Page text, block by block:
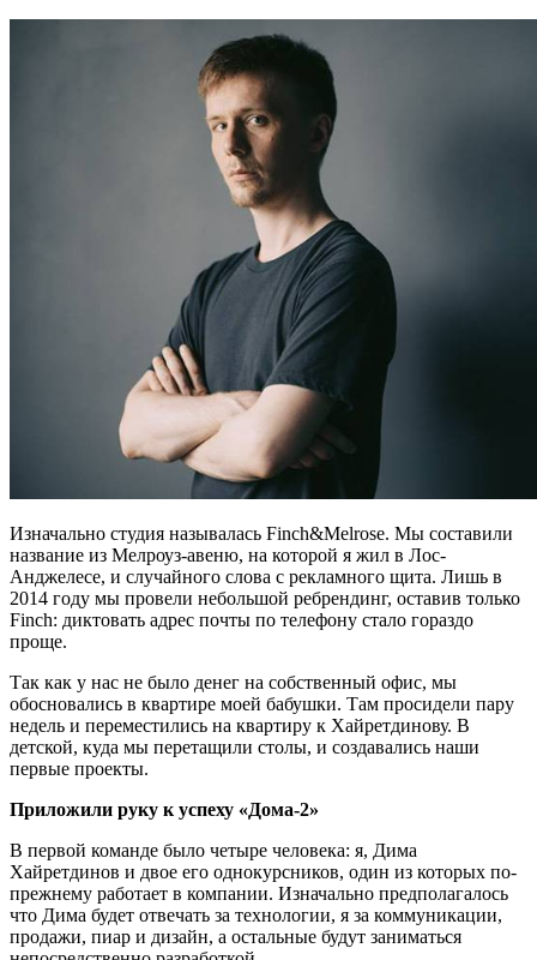
Изначально студия называлась Finch&Melrose. Мы составили
название из Мелроуз-авеню, на которой я жил в Лос-
Анджелесе, и случайного слова с рекламного щита. Лишь в
2014 году мы провели небольшой ребрендинг, оставив только
Finch: диктовать адрес почты по телефону стало гораздо
проще.
Так как у нас не было денег на собственный офис, мы
обосновались в квартире моей бабушки. Там просидели пару
недель и переместились на квартиру к Хайретдинову. В
детской, куда мы перетащили столы, и создавались наши
первые проекты.
Приложили руку к успеху «Дома-2»
В первой команде было четыре человека: я, Дима
Хайретдинов и двое его однокурсников, один из которых по-
прежнему работает в компании. Изначально предполагалось
что Дима будет отвечать за технологии, я за коммуникации,
продажи, пиар и дизайн, а остальные будут заниматься